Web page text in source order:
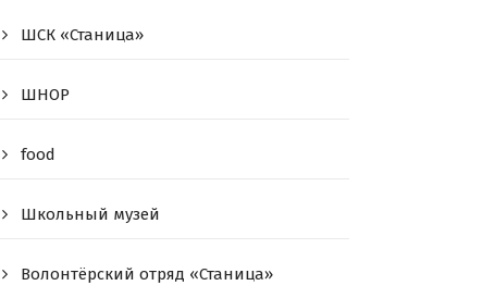
ШСК «Станица»
ШНОР
food
Школьный музей
Волонтёрский отряд «Станица»